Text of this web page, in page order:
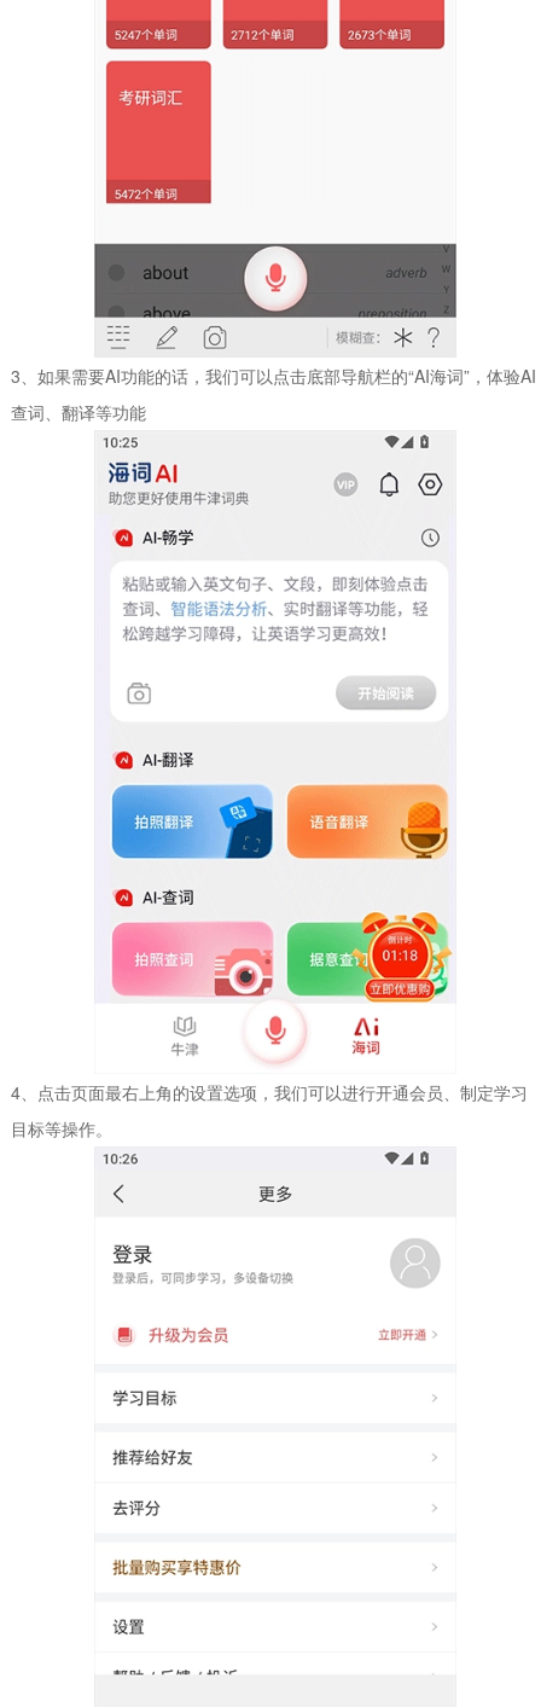
3、如果需要AI功能的话，我们可以点击底部导航栏的“AI海词”，体验AI
查词、翻译等功能
4、点击页面最右上角的设置选项，我们可以进行开通会员、制定学习
目标等操作。